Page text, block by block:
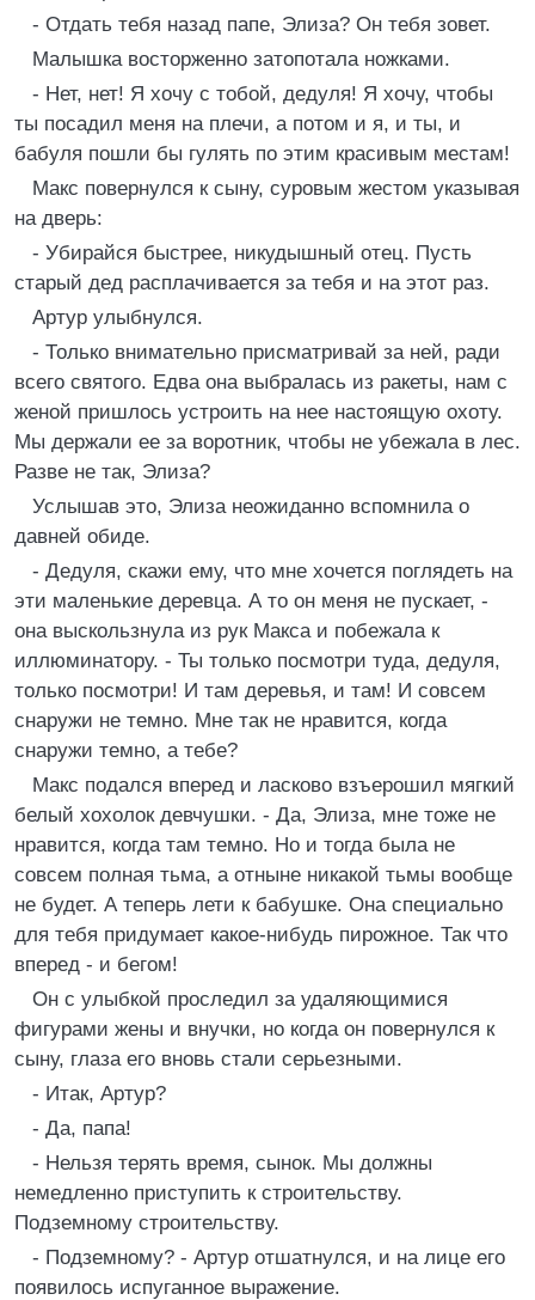
- Отдать тебя назад папе, Элиза? Он тебя зовет.
Малышка восторженно затопотала ножками.
- Нет, нет! Я хочу с тобой, дедуля! Я хочу, чтобы
ты посадил меня на плечи, а потом и я, и ты, и
бабуля пошли бы гулять по этим красивым местам!
Макс повернулся к сыну, суровым жестом указывая
на дверь:
- Убирайся быстрее, никудышный отец. Пусть
старый дед расплачивается за тебя и на этот раз.
Артур улыбнулся.
- Только внимательно присматривай за ней, ради
всего святого. Едва она выбралась из ракеты, нам с
женой пришлось устроить на нее настоящую охоту.
Мы держали ее за воротник, чтобы не убежала в лес.
Разве не так, Элиза?
Услышав это, Элиза неожиданно вспомнила о
давней обиде.
- Дедуля, скажи ему, что мне хочется поглядеть на
эти маленькие деревца. А то он меня не пускает, -
она выскользнула из рук Макса и побежала к
иллюминатору. - Ты только посмотри туда, дедуля,
только посмотри! И там деревья, и там! И совсем
снаружи не темно. Мне так не нравится, когда
снаружи темно, а тебе?
Макс подался вперед и ласково взъерошил мягкий
белый хохолок девчушки. - Да, Элиза, мне тоже не
нравится, когда там темно. Но и тогда была не
совсем полная тьма, а отныне никакой тьмы вообще
не будет. А теперь лети к бабушке. Она специально
для тебя придумает какое-нибудь пирожное. Так что
вперед - и бегом!
Он с улыбкой проследил за удаляющимися
фигурами жены и внучки, но когда он повернулся к
сыну, глаза его вновь стали серьезными.
- Итак, Артур?
- Да, папа!
- Нельзя терять время, сынок. Мы должны
немедленно приступить к строительству.
Подземному строительству.
- Подземному? - Артур отшатнулся, и на лице его
появилось испуганное выражение.